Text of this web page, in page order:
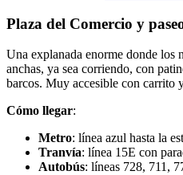
Plaza del Comercio y
Una explanada enorme donde los
anchas, ya sea corriendo, con
barcos. Muy accesible con carrito
Cómo llegar:
Metro: línea azul hasta la
Tranvía: línea 15E con
Autobús: líneas 728, 711,